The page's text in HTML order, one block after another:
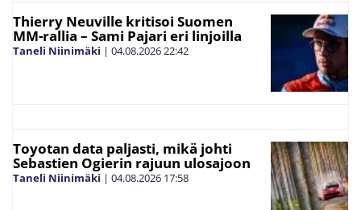
Thierry Neuville kritisoi Suomen
MM-rallia – Sami Pajari eri linjoilla
Taneli Niinimäki | 04.08.202622:42
Toyotan data paljasti, mikä johti
Sebastien Ogierin rajuun ulosajoon
Taneli Niinimäki | 04.08.2026 17:58